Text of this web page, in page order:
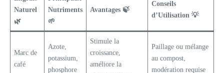
Naturel
🌿
Nutriments
🌱
Avantages 🍃
Conseils
d’Utilisation 💡
Marc de
café
Azote,
potassium,
phosphore
Stimule la
croissance,
améliore la
Paillage ou mélange
au compost,
modération requise